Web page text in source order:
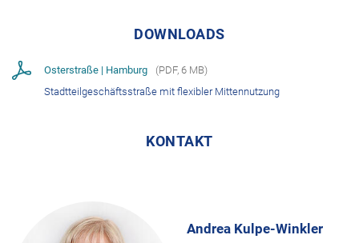
DOWNLOADS
Osterstraße | Hamburg (PDF, 6 MB)
Stadtteilgeschäftsstraße mit flexibler Mittennutzung
KONTAKT
Andrea Kulpe-Winkler